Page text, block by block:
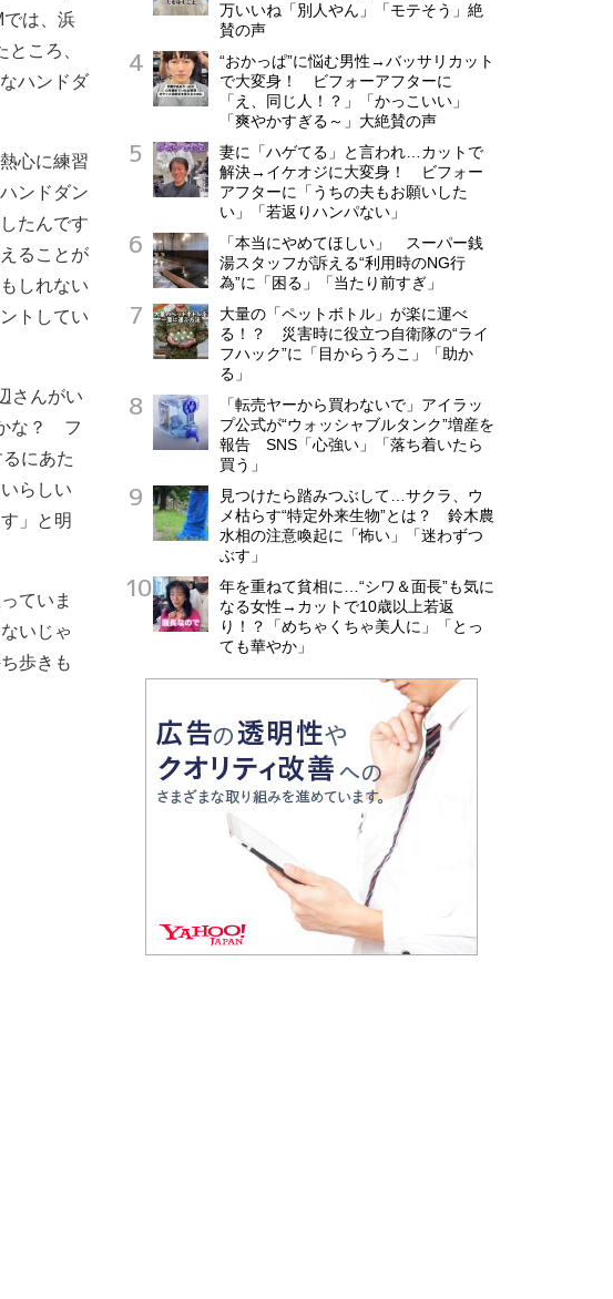
では、浜
ころ、
ハンドダ
心に練習
ンドダン
たんです
ることが
しれない
トしてい
さんがい
な？ フ
にあた
らしい
」と明
ていま
いじゃ
歩きも
万いいね「別人やん」「モテそう」絶
賛の声
“おかっぱ”に悩む男性→バッサリカット
で大変身！ ビフォーアフターに
「え、同じ人！？」「かっこいい」
「爽やかすぎる～」大絶賛の声
妻に「ハゲてる」と言われ…カットで
解決→イケオジに大変身！ ビフォー
アフターに「うちの夫もお願いした
い」「若返りハンパない」
「本当にやめてほしい」 スーパー銭
湯スタッフが訴える“利用時のNG行
為”に「困る」「当たり前すぎ」
大量の「ペットボトル」が楽に運べ
る！？ 災害時に役立つ自衛隊の“ライ
フハック”に「目からうろこ」「助か
る」
「転売ヤーから買わないで」アイラッ
プ公式が“ウォッシャブルタンク”増産を
報告 SNS「心強い」「落ち着いたら
買う」
見つけたら踏みつぶして…サクラ、ウ
メ枯らす“特定外来生物”とは？ 鈴木農
水相の注意喚起に「怖い」「迷わずつ
ぶす」
年を重ねて貧相に…“シワ＆面長”も気に
なる女性→カットで10歳以上若返
り！？「めちゃくちゃ美人に」「とっ
ても華やか」